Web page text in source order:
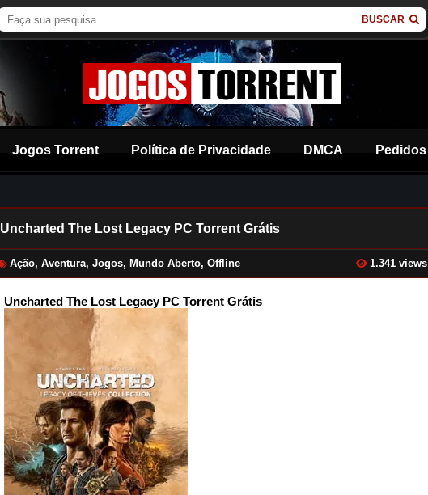
BUSCAR
Jogos Torrent Política de Privacidade DMCA Pedidos
Uncharted The Lost Legacy PC Torrent Grátis
Ação, Aventura, Jogos, Mundo Aberto, Offline 1.341 views
Uncharted The Lost Legacy PC Torrent Grátis